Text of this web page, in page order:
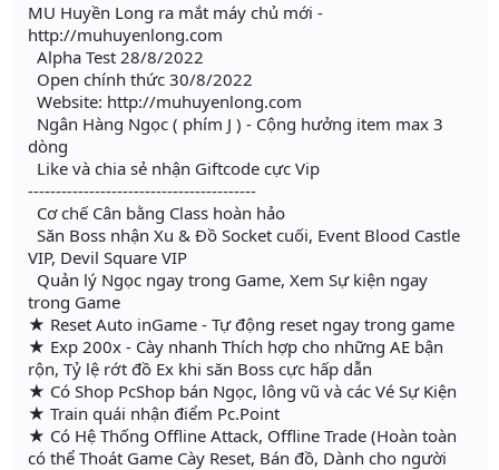
MU Huyền Long ra mắt máy chủ mới -
http://muhuyenlong.com
Alpha Test 28/8/2022
Open chính thức 30/8/2022
Website: http://muhuyenlong.com
Ngân Hàng Ngọc ( phím J ) - Cộng hưởng item max 3
dòng
Like và chia sẻ nhận Giftcode cực Vip
-----------------------------------------
Cơ chế Cân bằng Class hoàn hảo
Săn Boss nhận Xu & Đồ Socket cuối, Event Blood Castle
VIP, Devil Square VIP
Quản lý Ngọc ngay trong Game, Xem Sự kiện ngay
trong Game
★ Reset Auto inGame - Tự động reset ngay trong game
★ Exp 200x - Cày nhanh Thích hợp cho những AE bận
rộn, Tỷ lệ rớt đồ Ex khi săn Boss cực hấp dẫn
★ Có Shop PcShop bán Ngọc, lông vũ và các Vé Sự Kiện
★ Train quái nhận điểm Pc.Point
★ Có Hệ Thống Offline Attack, Offline Trade (Hoàn toàn
có thể Thoát Game Cày Reset, Bán đồ, Dành cho người